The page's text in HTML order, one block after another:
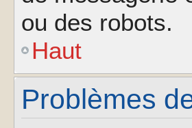
ou des robots.
Haut
Problèmes